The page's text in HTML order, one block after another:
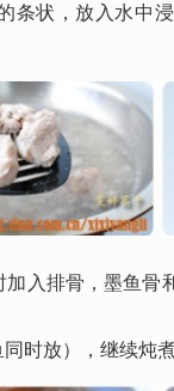
条状，放入水中
加入排骨，墨鱼
时放），继续炖